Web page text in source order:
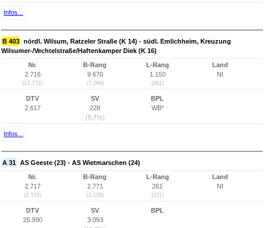
Infos...
B 403 nördl. Wilsum, Ratzeler Straße (K 14) - südl. Emlichheim, Kreuzung
Wilsumer-/Vechtelstraße/Haftenkamper Diek (K 16)
Nr.
2.716
(12.772)
B-Rang
9.670
(7.268)
L-Rang
1.150
(881)
Land
NI
DTV
2.617
SV
228
(8,7%)
BPL
WB*
Infos...
A 31 AS Geeste (23) - AS Wietmarschen (24)
Nr.
2.717
(1.316)
B-Rang
2.771
(2.138)
L-Rang
261
(221)
Land
NI
DTV
25.990
SV
3.093
BPL